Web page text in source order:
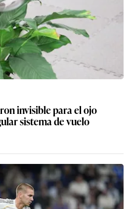
invisible para el ojo
sistema de vuelo